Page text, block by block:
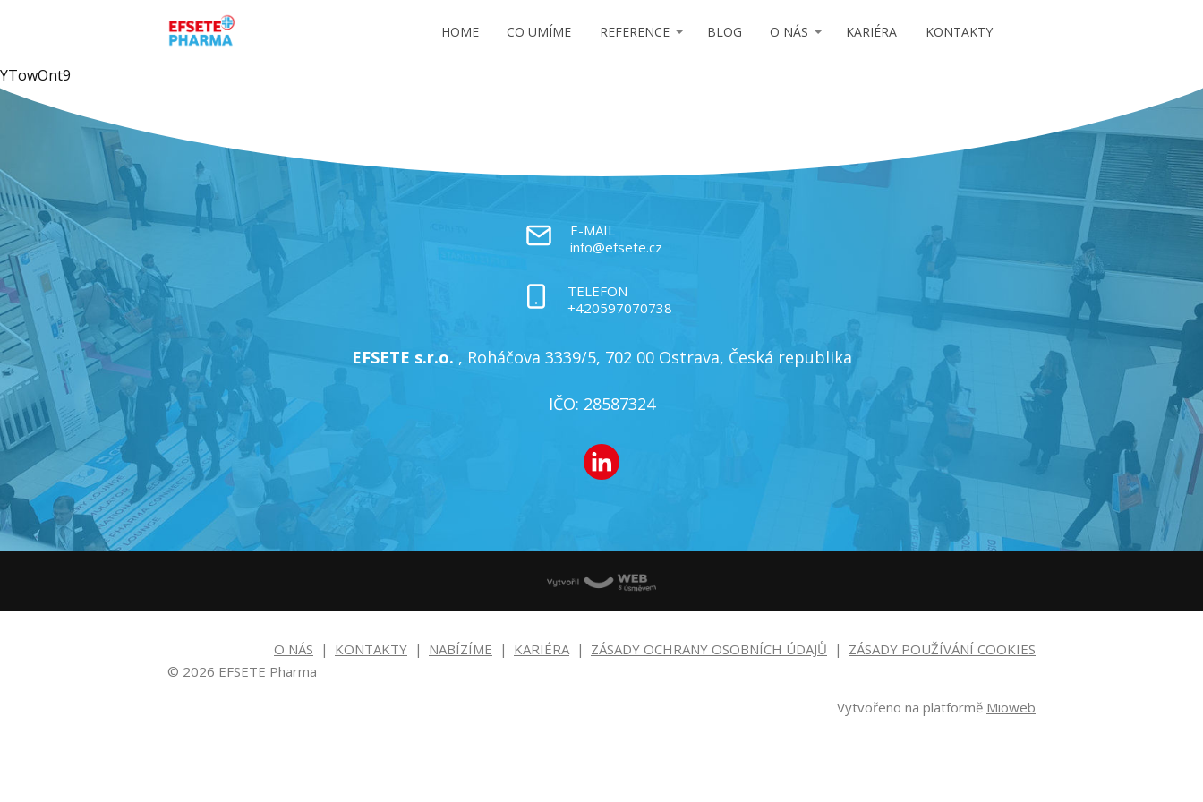
HOME CO UMÍME REFERENCE BLOG O NÁS KARIÉRA KONTAKTY
YTowOnt9
E-MAIL
info@efsete.cz
TELEFON
+420597070738
EFSETE s.r.o. , Roháčova 3339/5, 702 00 Ostrava, Česká republika
IČO: 28587324
O NÁS KONTAKTY NABÍZÍME KARIÉRA ZÁSADY OCHRANY OSOBNÍCH ÚDAJŮ
ZÁSADY POUŽÍVÁNÍ COOKIES
© 2026 EFSETE Pharma
Vytvořeno na platformě Mioweb